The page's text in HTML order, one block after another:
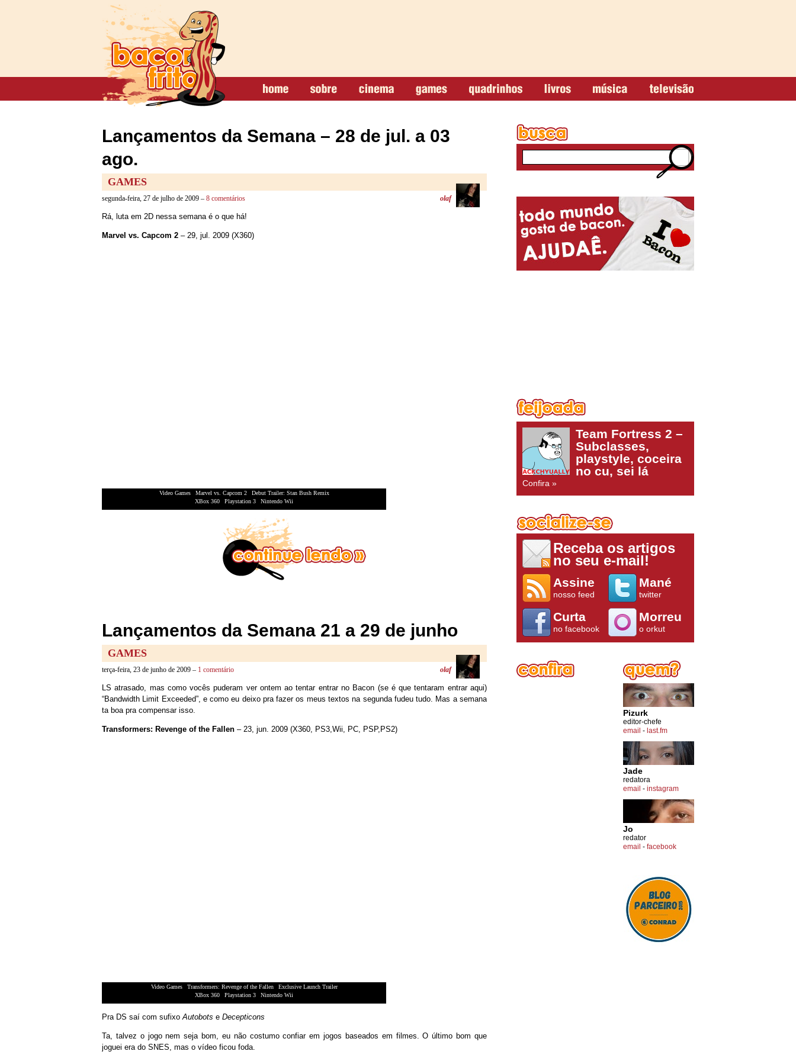
Lançamentos da Semana – 28 de jul. a 03
ago.
GAMES
segunda-feira, 27 de julho de 2009 – 8 comentários olaf
Rá, luta em 2D nessa semana é o que há!
Marvel vs. Capcom 2 – 29, jul. 2009 (X360)
Video Games| Marvel vs. Capcom 2| Debut Trailer: Stan Bush Remix
XBox 360
Playstation 3 Nintendo Wii
Lançamentos da Semana 21 a 29 de junho
GAMES
terça-feira, 23 de junho de 2009 – 1 comentário olaf
LS atrasado, mas como vocês puderam ver ontem ao tentar entrar no Bacon (se é que tentaram entrar aqui)
“Bandwidth Limit Exceeded”, e como eu deixo pra fazer os meus textos na segunda fudeu tudo. Mas a semana
ta boa pra compensar isso.
Transformers: Revenge of the Fallen – 23, jun. 2009 (X360, PS3,Wii, PC, PSP,PS2)
Video Games| Transformers: Revenge of the Fallen| Exclusive Launch Trailer
XBox 360
Playstation 3 Nintendo Wii
Pra DS saí com sufixoAutobots e Decepticons
Ta, talvez o jogo nem seja bom, eu não costumo confiar em jogos baseados em filmes. O último bom que
joguei era do SNES, mas o vídeo ficou foda.
Team Fortress 2 –
Subclasses,
playstyle, coceira
no cu, sei lá
Confira »
Receba os artigos
no seu e-mail!
Assine
nosso feed
Mané
twitter
Curta
no facebook
Morreu
o orkut
Pizurk
editor-chefe
email - last.fm
Jade
redatora
email - instagram
Jo
redator
email - facebook